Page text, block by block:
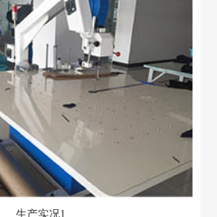
生产实况1